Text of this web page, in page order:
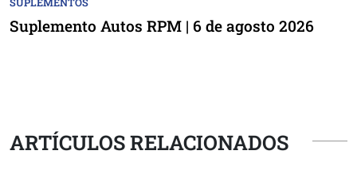
Suplemento Autos RPM | 6 de agosto 2026
ARTÍCULOS RELACIONADOS